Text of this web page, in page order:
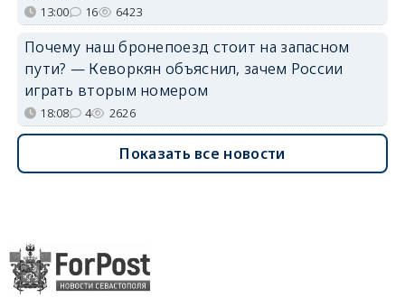
13:00 16 6423
Почему наш бронепоезд стоит на запасном
пути? — Кеворкян объяснил, зачем России
играть вторым номером
18:08 4 2626
Показать все новости